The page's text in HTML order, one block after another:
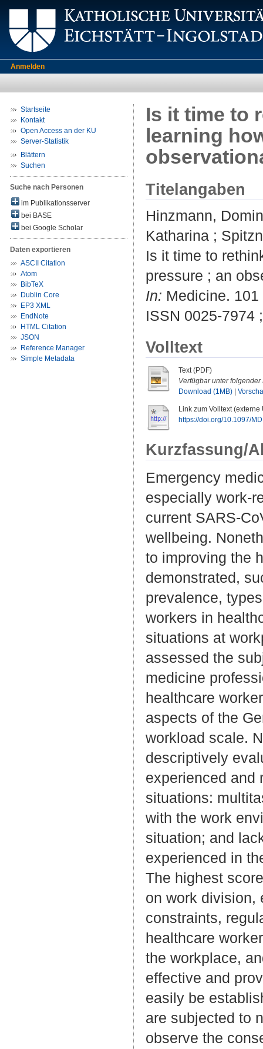
Anmelden
Startseite
Kontakt
Open Access an der KU
Server-Statistik
Blättern
Suchen
Suche nach Personen
im Publikationsserver
bei BASE
bei Google Scholar
Daten exportieren
ASCII Citation
Atom
BibTeX
Dublin Core
EP3 XML
EndNote
HTML Citation
JSON
Reference Manager
Simple Metadata
Is it time to
learning
Titelangaben
Hinzmann,
Katharina ;
Is it time to
pressure ; an
In: Medicine.
ISSN 0025-7974
Volltext
Text (PDF)
Verfügbar unter folgender
Download (1MB)
Link zum Volltext (externe
https://doi.org/10.1097/
Kurzfassung/
Emergency
especially work-
current SARS-
wellbeing.
to improving the
demonstrated,
prevalence,
workers in
situations at
assessed the
medicine
healthcare
aspects of the
workload scale.
descriptively
experienced and
situations:
with the work
situation; and
experienced in
The highest
on work division,
constraints,
healthcare
the workplace,
effective and
easily be
are subjected to
observe the